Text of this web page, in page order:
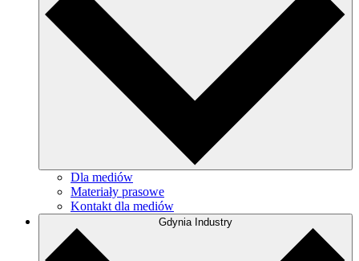
Dla mediów
Materiały prasowe
Kontakt dla mediów
Gdynia Industry